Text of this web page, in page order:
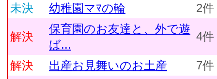
未決 幼稚園マﾏの輪 2件
解決
保育園のお友達と、外で遊
ば...
4件
解決 出産お見舞いのお土産 7件